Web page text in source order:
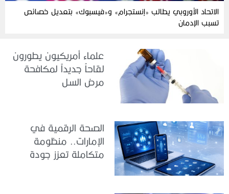
الاتحاد الأوروبي يطالب «إنستجرام» و«فيسبوك» بتعديل خصائص
تسبب الإدمان
علماء أمريكيون يطورون
لقاحاً جديداً لمكافحة
مرض السل
الصحة الرقمية في
الإمارات.. منظومة
متكاملة تعزز جودة